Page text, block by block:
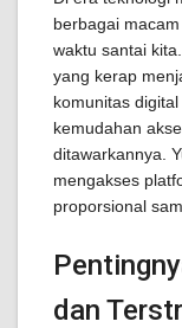
berbagai
waktu santai
yang kerap
komunitas
kemudahan
ditawarkannya.
mengakses
proporsional
dan